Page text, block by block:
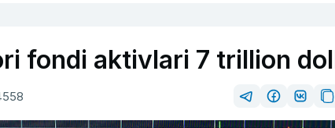
fondi aktivlari 7 trillion